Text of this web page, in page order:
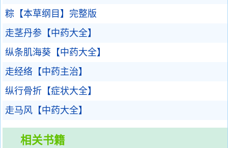
粽【本草纲目】完整版
走茎丹参【中药大全】
纵条肌海葵【中药大全】
走经络【中药主治】
纵行骨折【症状大全】
走马风【中药大全】
相关书籍